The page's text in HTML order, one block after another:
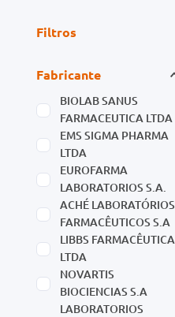
Filtros
Fabricante
BIOLAB SANUS
FARMACEUTICA LTDA
EMS SIGMA PHARMA
LTDA
EUROFARMA
LABORATORIOS S.A.
ACHÉ LABORATÓRIOS
FARMACÊUTICOS S.A
LIBBS FARMACÊUTICA
LTDA
NOVARTIS
BIOCIENCIAS S.A
LABORATORIOS